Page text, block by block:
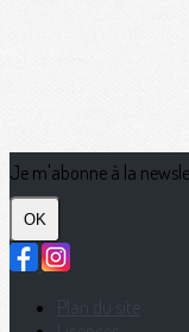
Je m'abonne à la
OK